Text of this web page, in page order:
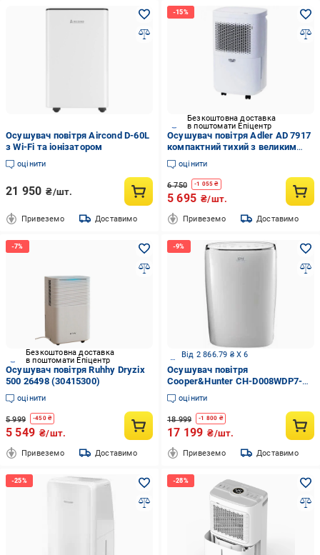
Осушувач повітря Aircond D-60L
з Wi-Fi та іонізатором
оцінити
21 950 ₴/шт.
Привеземо Доставимо
Безкоштовна доставка
в поштомати Епіцентр
Осушувач повітря Adler AD 7917
компактний тихий з великим
резервуаром (2931462863)
оцінити
6 750 -1 055 ₴
5 695 ₴/шт.
Привеземо Доставимо
Безкоштовна доставка
в поштомати Епіцентр
Осушувач повітря Ruhhy Dryzix
500 26498 (30415300)
оцінити
5 999 -450₴
5 549 ₴/шт.
Привеземо Доставимо
Від 2 866.79 ₴ X 6
Осушувач повітря
Cooper&Hunter CH-D008WDP7-
20LD
оцінити
18 999 -1 800 ₴
17 199 ₴/шт.
Привеземо Доставимо